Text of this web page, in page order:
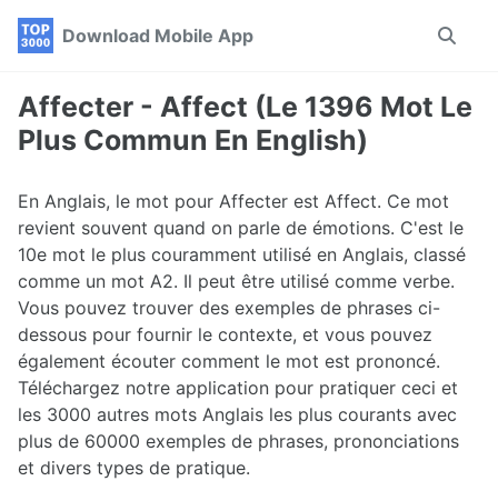
Skip
navigation
Skip
Skip
Download Mobile App
Toggle
Affecter - Affect (Le 1396 Mot Le
Plus Commun En English)
En Anglais, le mot pour Affecter est Affect. Ce mot
revient souvent quand on parle de émotions. C'est le
10e mot le plus couramment utilisé en Anglais, classé
comme un mot A2. Il peut être utilisé comme verbe.
Vous pouvez trouver des exemples de phrases ci-
dessous pour fournir le contexte, et vous pouvez
également écouter comment le mot est prononcé.
Téléchargez notre application pour pratiquer ceci et
les 3000 autres mots Anglais les plus courants avec
plus de 60000 exemples de phrases, prononciations
et divers types de pratique.